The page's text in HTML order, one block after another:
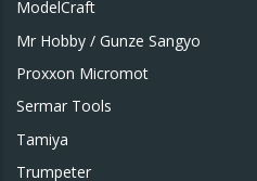
ModelCraft
Mr Hobby / Gunze Sangyo
Proxxon Micromot
Sermar Tools
Tamiya
Trumpeter